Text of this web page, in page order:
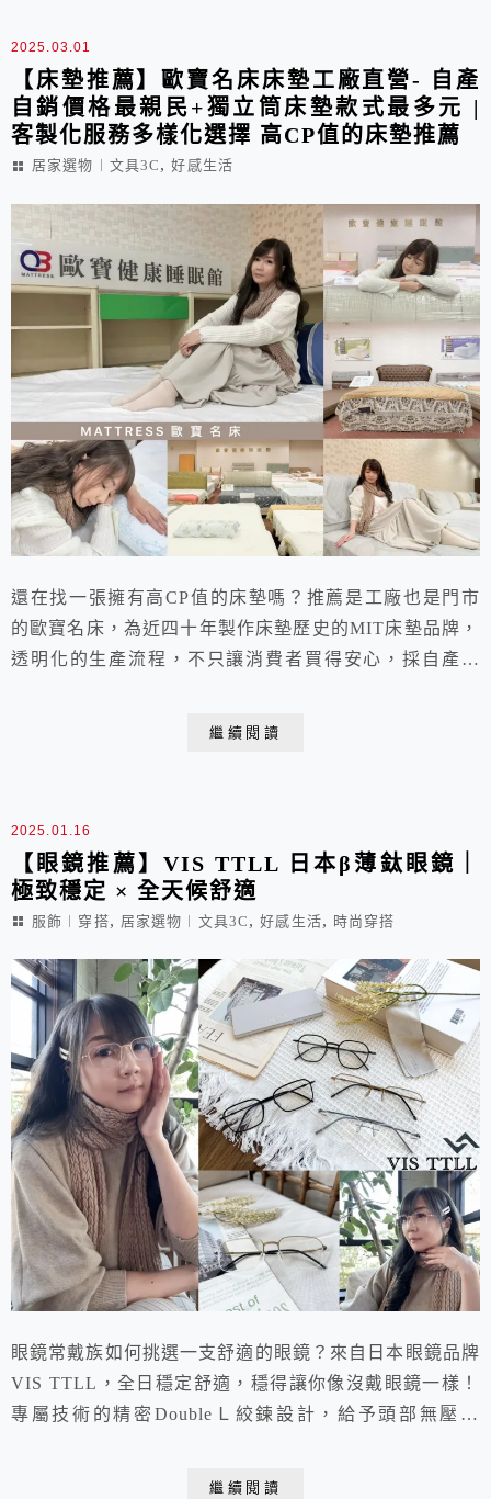
2025.03.01
【床墊推薦】歐寶名床床墊工廠直營- 自產
自銷價格最親民+獨立筒床墊款式最多元 |
客製化服務多樣化選擇 高CP值的床墊推薦
居家選物︱文具3C ,好感生活
還在找一張擁有高CP值的床墊嗎？推薦是工廠也是門市
的歐寶名床，為近四十年製作床墊歷史的MIT床墊品牌，
透明化的生產流程，不只讓消費者買得安心，採自產自
繼續閱讀
2025.01.16
【眼鏡推薦】VIS TTLL 日本β薄鈦眼鏡｜
極致穩定 × 全天候舒適
服飾︱穿搭, 居家選物︱文具3C ,好感生活, 時尚穿搭
眼鏡常戴族如何挑選一支舒適的眼鏡？來自日本眼鏡品牌
VIS TTLL，全日穩定舒適，穩得讓你像沒戴眼鏡一樣！
專屬技術的精密DoubleＬ絞鍊設計，給予頭部無壓環
繼續閱讀